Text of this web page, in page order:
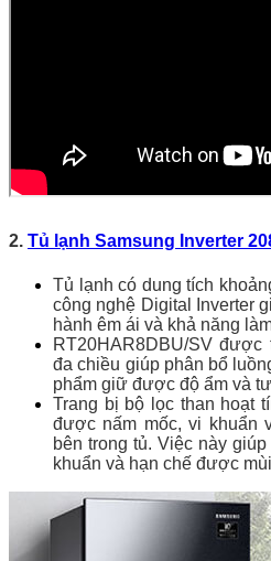
2. Tủ lạnh Samsung Inverter
Tủ lạnh có dung tích
công nghệ Digital Inverter
hành êm ái và khả năng
RT20HAR8DBU/SV
đa chiều giúp phân bổ
phẩm giữ được độ ẩm và
Trang bị bộ lọc than hoạt
được nấm mốc, vi khuẩn
bên trong tủ. Việc này
khuẩn và hạn chế được